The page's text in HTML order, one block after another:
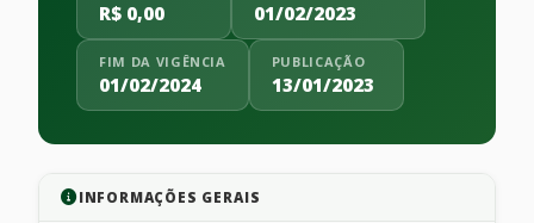
R$ 0,00 01/02/2023
FIM DA VIGÊNCIA
01/02/2024
PUBLICAÇÃO
13/01/2023
INFORMAÇÕES GERAIS